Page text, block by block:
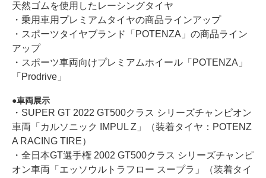
天然ゴムを使用したレーシングタイヤ
・乗用車用プレミアムタイヤの商品ラインアップ
・スポーツタイヤブランド「POTENZA」の商品ライン
アップ
・スポーツ車両向けプレミアムホイール「POTENZA」
「Prodrive」
車両展示
・SUPER GT 2022 GT500クラス シリーズチャンピオン
車両「カルソニック IMPUL Z」（装着タイヤ：POTENZ
A RACING TIRE）
・全日本GT選手権 2002 GT500クラス シリーズチャンピ
オン車両「エッソウルトラフロー スープラ」（装着タイ